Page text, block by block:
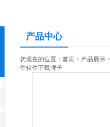
产品中心
您现在的位置： 首页 > 产品展示
生软件下载牌子